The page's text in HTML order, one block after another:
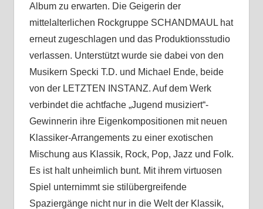
Album zu erwarten. Die Geigerin der
mittelalterlichen Rockgruppe SCHANDMAUL hat
erneut zugeschlagen und das Produktionsstudio
verlassen. Unterstützt wurde sie dabei von den
Musikern Specki T.D. und Michael Ende, beide
von der LETZTEN INSTANZ. Auf dem Werk
verbindet die achtfache „Jugend musiziert“-
Gewinnerin ihre Eigenkompositionen mit neuen
Klassiker-Arrangements zu einer exotischen
Mischung aus Klassik, Rock, Pop, Jazz und Folk.
Es ist halt unheimlich bunt. Mit ihrem virtuosen
Spiel unternimmt sie stilübergreifende
Spaziergänge nicht nur in die Welt der Klassik,